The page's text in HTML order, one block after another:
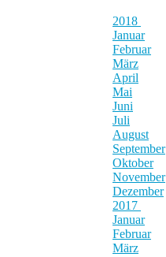
2018
Januar
Februar
März
April
Mai
Juni
Juli
August
September
Oktober
November
Dezember
2017
Januar
Februar
März